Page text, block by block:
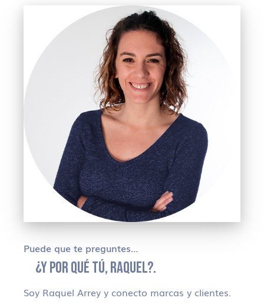
Puede que te preguntes…
¿Y POR QUÉ TÚ, RAQUEL?.
Soy Raquel Arrey y conecto marcas y clientes.